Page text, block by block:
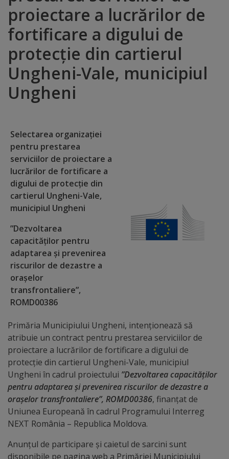
Distincții
Cetățeni
de
onoare
ai
titlului
„Merite
pentru
Ungheni”
Diplome
de
Excelență
Ungheniul
Obiective
turistice
Sculpturi
(harta
sculpturilor)
Monumente
proiectare a lucrărilor de
fortificare a digului de
protecție din cartierul
Ungheni-Vale, municipiul
Ungheni
Selectarea organizației
pentru prestarea
serviciilor de proiectare a
lucrărilor de fortificare a
digului de protecție din
cartierul Ungheni-Vale,
municipiul Ungheni
”Dezvoltarea
capacităților pentru
adaptarea și prevenirea
riscurilor de dezastre a
orașelor
transfrontaliere”,
ROMD00386
Primăria Municipiului Ungheni, intenționează să
atribuie un contract pentru prestarea serviciilor de
proiectare a lucrărilor de fortificare a digului de
protecție din cartierul Ungheni-Vale, municipiul
Ungheni în cadrul proiectului ”Dezvoltarea capacităților
pentru adaptarea și prevenirea riscurilor de dezastre a
orașelor transfrontaliere”, ROMD00386, finanțat de
Uniunea Europeană în cadrul Programului Interreg
NEXT România – Republica Moldova.
Anunțul de participare și caietul de sarcini sunt
disponibile pe pagina web a Primăriei Municipiului